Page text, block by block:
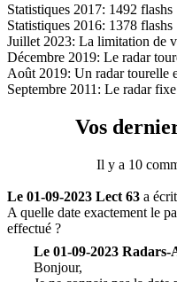
Statistiques 2017: 1492 flashs
Statistiques 2016: 1378 flashs
Juillet 2023: La limitation de
Décembre 2019: Le radar
Août 2019: Un radar tourelle
Septembre 2011: Le radar
Vos
Il y a 10
Le 01-09-2023 Lect 63 a
A quelle date exactement le
effectué ?
Le 01-09-2023 Radars-
Bonjour,